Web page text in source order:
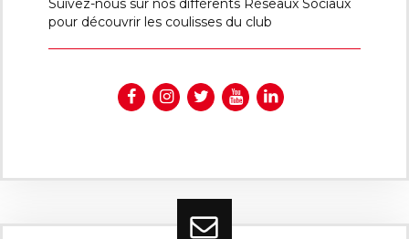
Suivez-nous sur nos différents Réseaux Sociaux
pour découvrir les coulisses du club